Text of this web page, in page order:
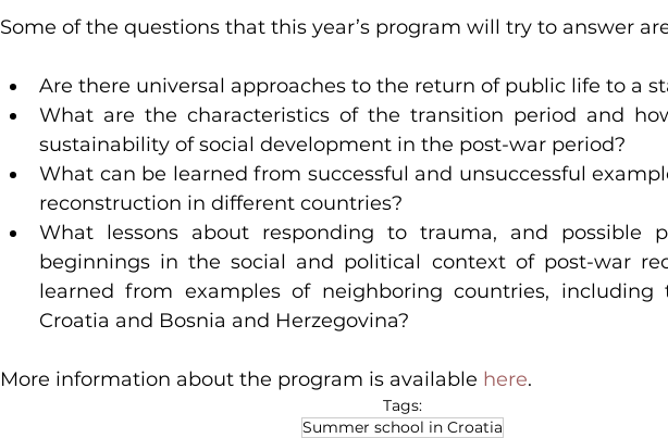
Some of the questions that this year’s program will try to answer
Are there universal approaches to the return of public life to a
What are the characteristics of the transition period and
sustainability of social development in the post-war period?
What can be learned from successful and unsuccessful
reconstruction in different countries?
What lessons about responding to trauma, and possible
beginnings in the social and political context of post-war
learned from examples of neighboring countries, including
Croatia and Bosnia and Herzegovina?
More information about the program is available here.
Tags:
Summer school in Croatia